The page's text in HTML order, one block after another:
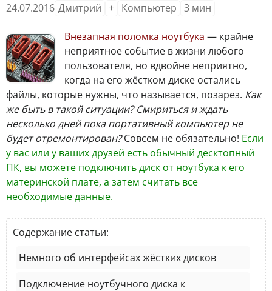
24.07.2016 Дмитрий + Компьютер 3 мин
Внезапная поломка ноутбука — крайне
неприятное событие в жизни любого
пользователя, но вдвойне неприятно,
когда на его жёстком диске остались
файлы, которые нужны, что называется, позарез. Как
же быть в такой ситуации? Смириться и ждать
несколько дней пока портативный компьютер не
будет отремонтирован?Совсем не обязательно! Если
у вас или у ваших друзей есть обычный десктопный
ПК, вы можете подключить диск от ноутбука к его
материнской плате, а затем считать все
необходимые данные.
Содержание статьи:
Немного об интерфейсах жёстких дисков
Подключение ноутбучного диска к